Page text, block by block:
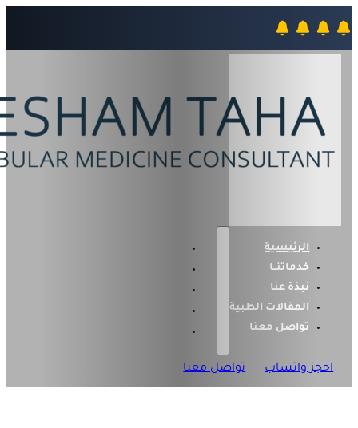
الرئيسية
خدماتنــا
نبذة عنا
المقالات الطبية
تواصل معنا
احجز واتساب تواصل معنا